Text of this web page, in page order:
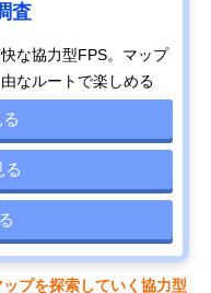
査
な協力型FPS。マップ
なルートで楽しめる
る
プを探索していく協力型